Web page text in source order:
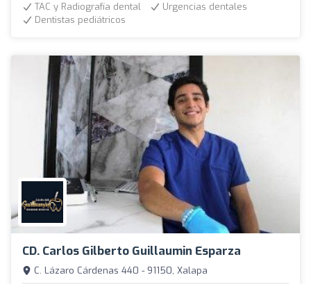
TAC y Radiografía dental
Urgencias dentales
Dentistas pediátricos
CD. Carlos Gilberto Guillaumin Esparza
C. Lázaro Cárdenas 440 - 91150, Xalapa